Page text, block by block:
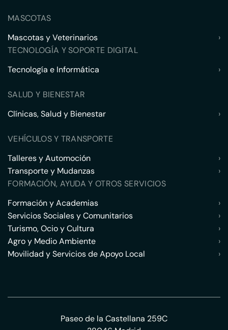
MASCOTAS
Mascotas y Veterinarios
›
TECNOLOGÍA Y SOPORTE DIGITAL
Tecnología e Informática
›
SALUD Y BIENESTAR
Clínicas, Salud y Bienestar
›
VEHÍCULOS Y TRANSPORTE
Talleres y Automoción
›
Transporte y Mudanzas
›
FORMACIÓN, AYUDA Y OTROS SERVICIOS
Formación y Academias
›
Servicios Sociales y Comunitarios
›
Turismo, Ocio y Cultura
›
Agro y Medio Ambiente
›
Movilidad y Servicios de Apoyo Local
›
Paseo de la Castellana 259C